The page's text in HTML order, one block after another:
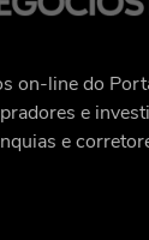
on-line do
e
e